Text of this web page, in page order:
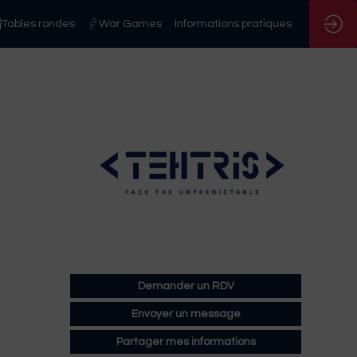
Tables rondes War Games Informations pratiques
Demander un RDV
Envoyer un message
Partager mes informations